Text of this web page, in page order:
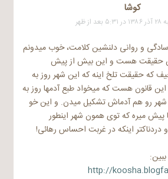
کوشا
ظهر
و روانی دلنشین کلامت، خوب میدونم
حقیقت هست و این بیش از پیش
که حقیقت تلخ اینه که این شهر روز به
این قانون هست که میخواد طبع آدمها روز به
رو هم آدماش تشکیل میدن. و این خو
پیش میره که توی همون شهر اینطور
اینکه در غربت احساس رهائی!
http://